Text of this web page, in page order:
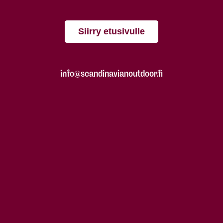
Siirry etusivulle
info@scandinavianoutdoor.fi